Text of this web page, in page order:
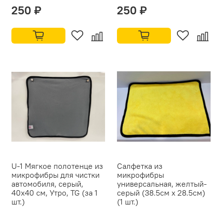
250 ₽ 250 ₽
U-1 Мягкое полотенце из
микрофибры для чистки
автомобиля, серый,
40x40 см, Утро, TG (за 1
шт.)
Салфетка из
микрофибры
универсальная, желтый-
серый (38.5см x 28.5см)
(1 шт.)